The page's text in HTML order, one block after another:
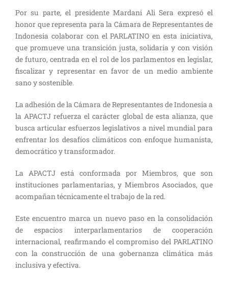
Por su parte, el presidente Mardani Ali Sera expresó el
honor que representa para la Cámara de Representantes de
Indonesia colaborar con el PARLATINO en esta iniciativa,
que promueve una transición justa, solidaria y con visión
de futuro, centrada en el rol de los parlamentos en legislar,
fiscalizar y representar en favor de un medio ambiente
sano y sostenible.
La adhesión de la Cámara de Representantes de Indonesia a
la APACTJ refuerza el carácter global de esta alianza, que
busca articular esfuerzos legislativos a nivel mundial para
enfrentar los desafíos climáticos con enfoque humanista,
democrático y transformador.
La APACTJ está conformada por Miembros, que son
instituciones parlamentarias, y Miembros Asociados, que
acompañan técnicamente el trabajo de la red.
Este encuentro marca un nuevo paso en la consolidación
de espacios interparlamentarios de cooperación
internacional, reafirmando el compromiso del PARLATINO
con la construcción de una gobernanza climática más
inclusiva y efectiva.